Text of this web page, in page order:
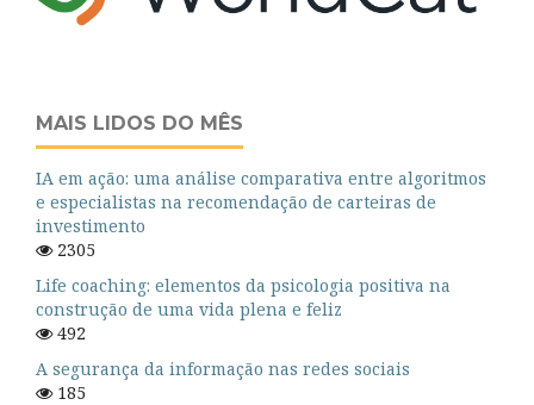
MAIS LIDOS DO MÊS
IA em ação: uma análise comparativa entre algoritmos
e especialistas na recomendação de carteiras de
investimento
2305
Life coaching: elementos da psicologia positiva na
construção de uma vida plena e feliz
492
A segurança da informação nas redes sociais
185